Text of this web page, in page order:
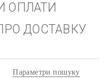
ОПЛАТИ
ДОСТАВКУ
Параметри пошуку